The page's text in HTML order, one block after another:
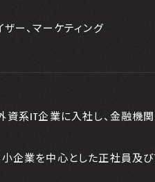
ザー、マーケティング
資系IT企業に入社し、金融機
企業を中心とした正社員及